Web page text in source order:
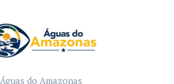
Águas do Amazonas